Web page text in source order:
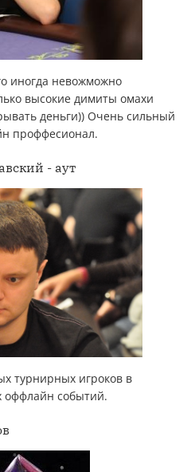
иногда невожможно
высокие димиты омахи
дeньги)) Очень сильный
проффесионал.
- аут
турнирных игроков в
оффлайн событий.